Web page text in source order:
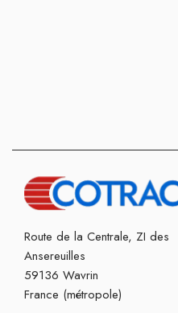
Route de la Centrale, ZI des
Ansereuilles
59136 Wavrin
France (métropole)